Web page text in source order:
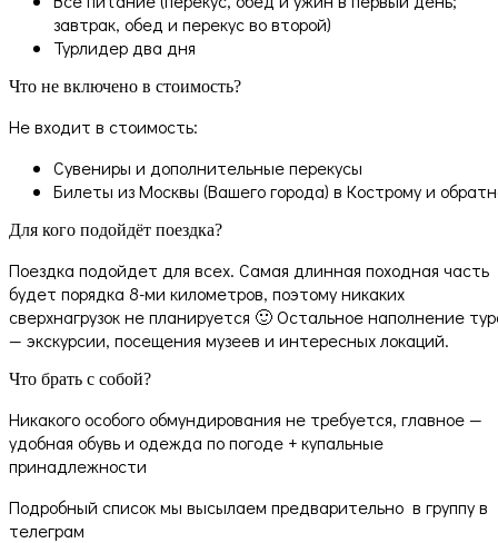
завтрак, обед и перекус во второй)
Турлидер два дня
Что не включено в стоимость?
Не входит в стоимость:
Сувениры и дополнительные перекусы
Билеты из Москвы (Вашего города) в Кострому и
Для кого подойдёт поездка?
Поездка подойдет для всех. Самая длинная походная часть
будет порядка 8-ми километров, поэтому никаких
сверхнагрузок не планируется 🙂 Остальное наполнение
— экскурсии, посещения музеев и интересных локаций.
Что брать с собой?
Никакого особого обмундирования не требуется, главное —
удобная обувь и одежда по погоде + купальные
принадлежности
Подробный список мы высылаем предварительно в группу в
телеграм